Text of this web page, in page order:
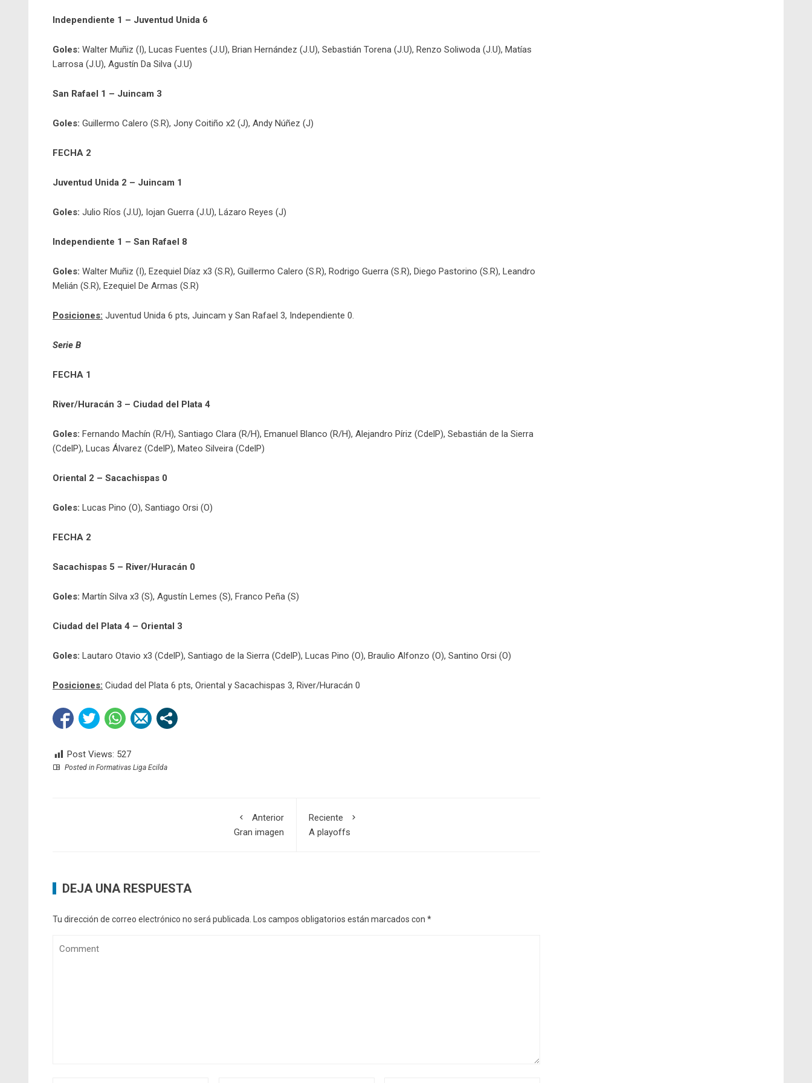
Independiente 1 – Juventud Unida 6
Goles: Walter Muñiz (I), Lucas Fuentes (J.U), Brian Hernández (J.U), Sebastián Torena (J.U), Renzo Soliwoda (J.U), Matías
Larrosa (J.U), Agustín Da Silva (J.U)
San Rafael 1 – Juincam 3
Goles: Guillermo Calero (S.R), Jony Coitiño x2 (J), Andy Núñez (J)
FECHA 2
Juventud Unida 2 – Juincam 1
Goles: Julio Ríos (J.U), Iojan Guerra (J.U), Lázaro Reyes (J)
Independiente 1 – San Rafael 8
Goles: Walter Muñiz (I), Ezequiel Díaz x3 (S.R), Guillermo Calero (S.R), Rodrigo Guerra (S.R), Diego Pastorino (S.R), Leandro
Melián (S.R), Ezequiel De Armas (S.R)
Posiciones: Juventud Unida 6 pts, Juincam y San Rafael 3, Independiente 0.
Serie B
FECHA 1
River/Huracán 3 – Ciudad del Plata 4
Goles: Fernando Machín (R/H), Santiago Clara (R/H), Emanuel Blanco (R/H), Alejandro Píriz (CdelP), Sebastián de la Sierra
(CdelP), Lucas Álvarez (CdelP), Mateo Silveira (CdelP)
Oriental 2 – Sacachispas 0
Goles: Lucas Pino (O), Santiago Orsi (O)
FECHA 2
Sacachispas 5 – River/Huracán 0
Goles: Martín Silva x3 (S), Agustín Lemes (S), Franco Peña (S)
Ciudad del Plata 4 – Oriental 3
Goles: Lautaro Otavio x3 (CdelP), Santiago de la Sierra (CdelP), Lucas Pino (O), Braulio Alfonzo (O), Santino Orsi (O)
Posiciones: Ciudad del Plata 6 pts, Oriental y Sacachispas 3, River/Huracán 0
Post Views: 527
Posted in Formativas Liga Ecilda
Anterior
Gran imagen
Reciente
A playoffs
DEJA UNA RESPUESTA
Tu dirección de correo electrónico no será publicada. Los campos obligatorios están marcados con *